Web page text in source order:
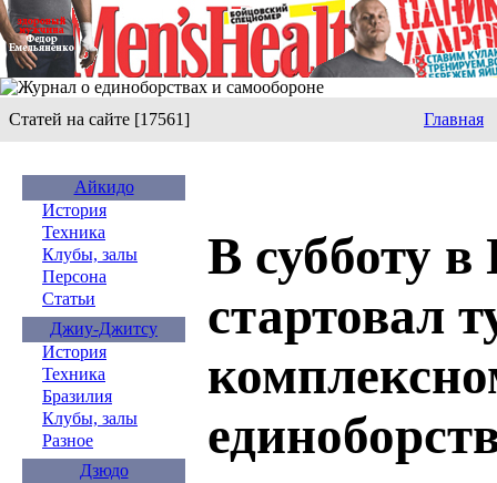
Статей на сайте [17561] Главная
Айкидо
История
Техника
Клубы, залы
Персона
Статьи
Джиу-Джитсу
История
Техника
Бразилия
Клубы, залы
Разное
Дзюдо
В субботу
стартовал